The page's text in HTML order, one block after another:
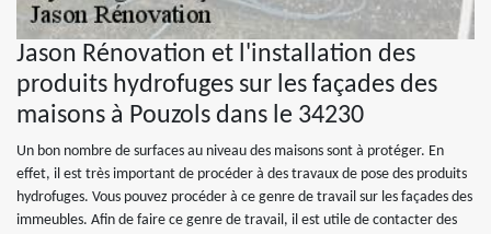
Jason Rénovation et l'installation des
produits hydrofuges sur les façades des
maisons à Pouzols dans le 34230
Un bon nombre de surfaces au niveau des maisons sont à protéger. En
effet, il est très important de procéder à des travaux de pose des produits
hydrofuges. Vous pouvez procéder à ce genre de travail sur les façades des
immeubles. Afin de faire ce genre de travail, il est utile de contacter des